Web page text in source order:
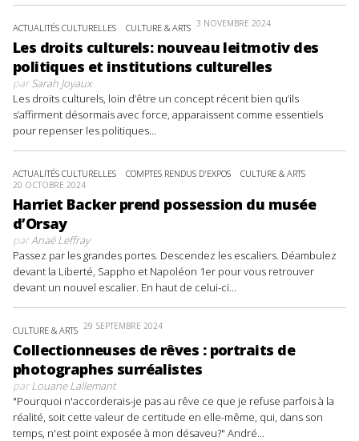
ACTUALITÉS CULTURELLES CULTURE & ARTS 3 NOVEMBRE 2024
Les droits culturels: nouveau leitmotiv des
politiques et institutions culturelles
parSarah Joyaux
Les droits culturels, loin d’être un concept récent bien qu’ils
s’affirment désormais avec force, apparaissent comme essentiels
pour repenser les politiques...
ACTUALITÉS CULTURELLES COMPTES RENDUS D'EXPOS CULTURE & ARTS
20 OCTOBRE 2024
Harriet Backer prend possession du musée
d’Orsay
parAnaë Leffray
Passez par les grandes portes. Descendez les escaliers. Déambulez
devant la Liberté, Sappho et Napoléon 1er pour vous retrouver
devant un nouvel escalier. En haut de celui-ci...
CULTURE & ARTS 29 SEPTEMBRE 2024
Collectionneuses de rêves : portraits de
photographes surréalistes
parLouane Lallemant
"Pourquoi n'accorderais-je pas au rêve ce que je refuse parfois à la
réalité, soit cette valeur de certitude en elle-même, qui, dans son
temps, n'est point exposée à mon désaveu?" André...